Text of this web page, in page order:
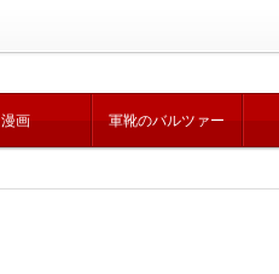
漫画 軍靴のバルツァー